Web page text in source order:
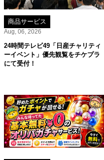
商品サービス
Aug, 06, 2026
24時間テレビ49「日産チャリティ
ーイベント」優先観覧をチケプラ
にて受付！